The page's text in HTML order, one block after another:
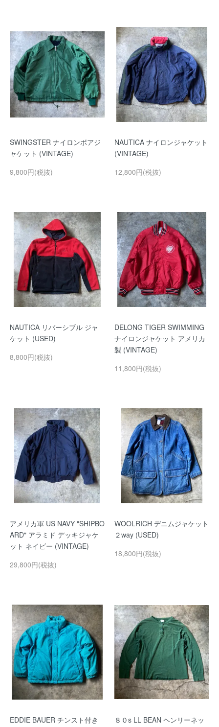
SWINGSTER ナイロンボアジ
ャケット (VINTAGE)
9,800円(税抜)
NAUTICA ナイロンジャケット
(VINTAGE)
12,800円(税抜)
NAUTICA リバーシブル ジャ
ケット (USED)
8,800円(税抜)
DELONG TIGER SWIMMING
ナイロンジャケット アメリカ
製 (VINTAGE)
11,800円(税抜)
アメリカ軍 US NAVY "SHIPBO
ARD" アラミド デッキジャケ
ット ネイビー (VINTAGE)
29,800円(税抜)
WOOLRICH デニムジャケット
２way (USED)
18,800円(税抜)
EDDIE BAUER チンスト付き
８０s LL BEAN ヘンリーネッ